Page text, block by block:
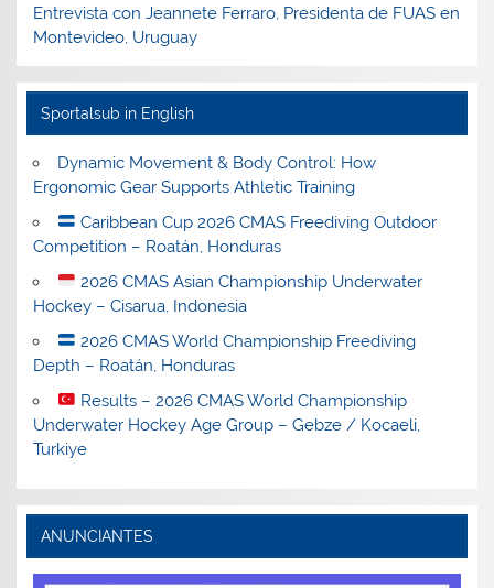
Entrevista con Jeannete Ferraro, Presidenta de FUAS en
Montevideo, Uruguay
Sportalsub in English
Dynamic Movement & Body Control: How
Ergonomic Gear Supports Athletic Training
Caribbean Cup 2026 CMAS Freediving Outdoor
Competition – Roatán, Honduras
2026 CMAS Asian Championship Underwater
Hockey – Cisarua, Indonesia
2026 CMAS World Championship Freediving
Depth – Roatán, Honduras
Results – 2026 CMAS World Championship
Underwater Hockey Age Group – Gebze / Kocaeli,
Turkiye
ANUNCIANTES